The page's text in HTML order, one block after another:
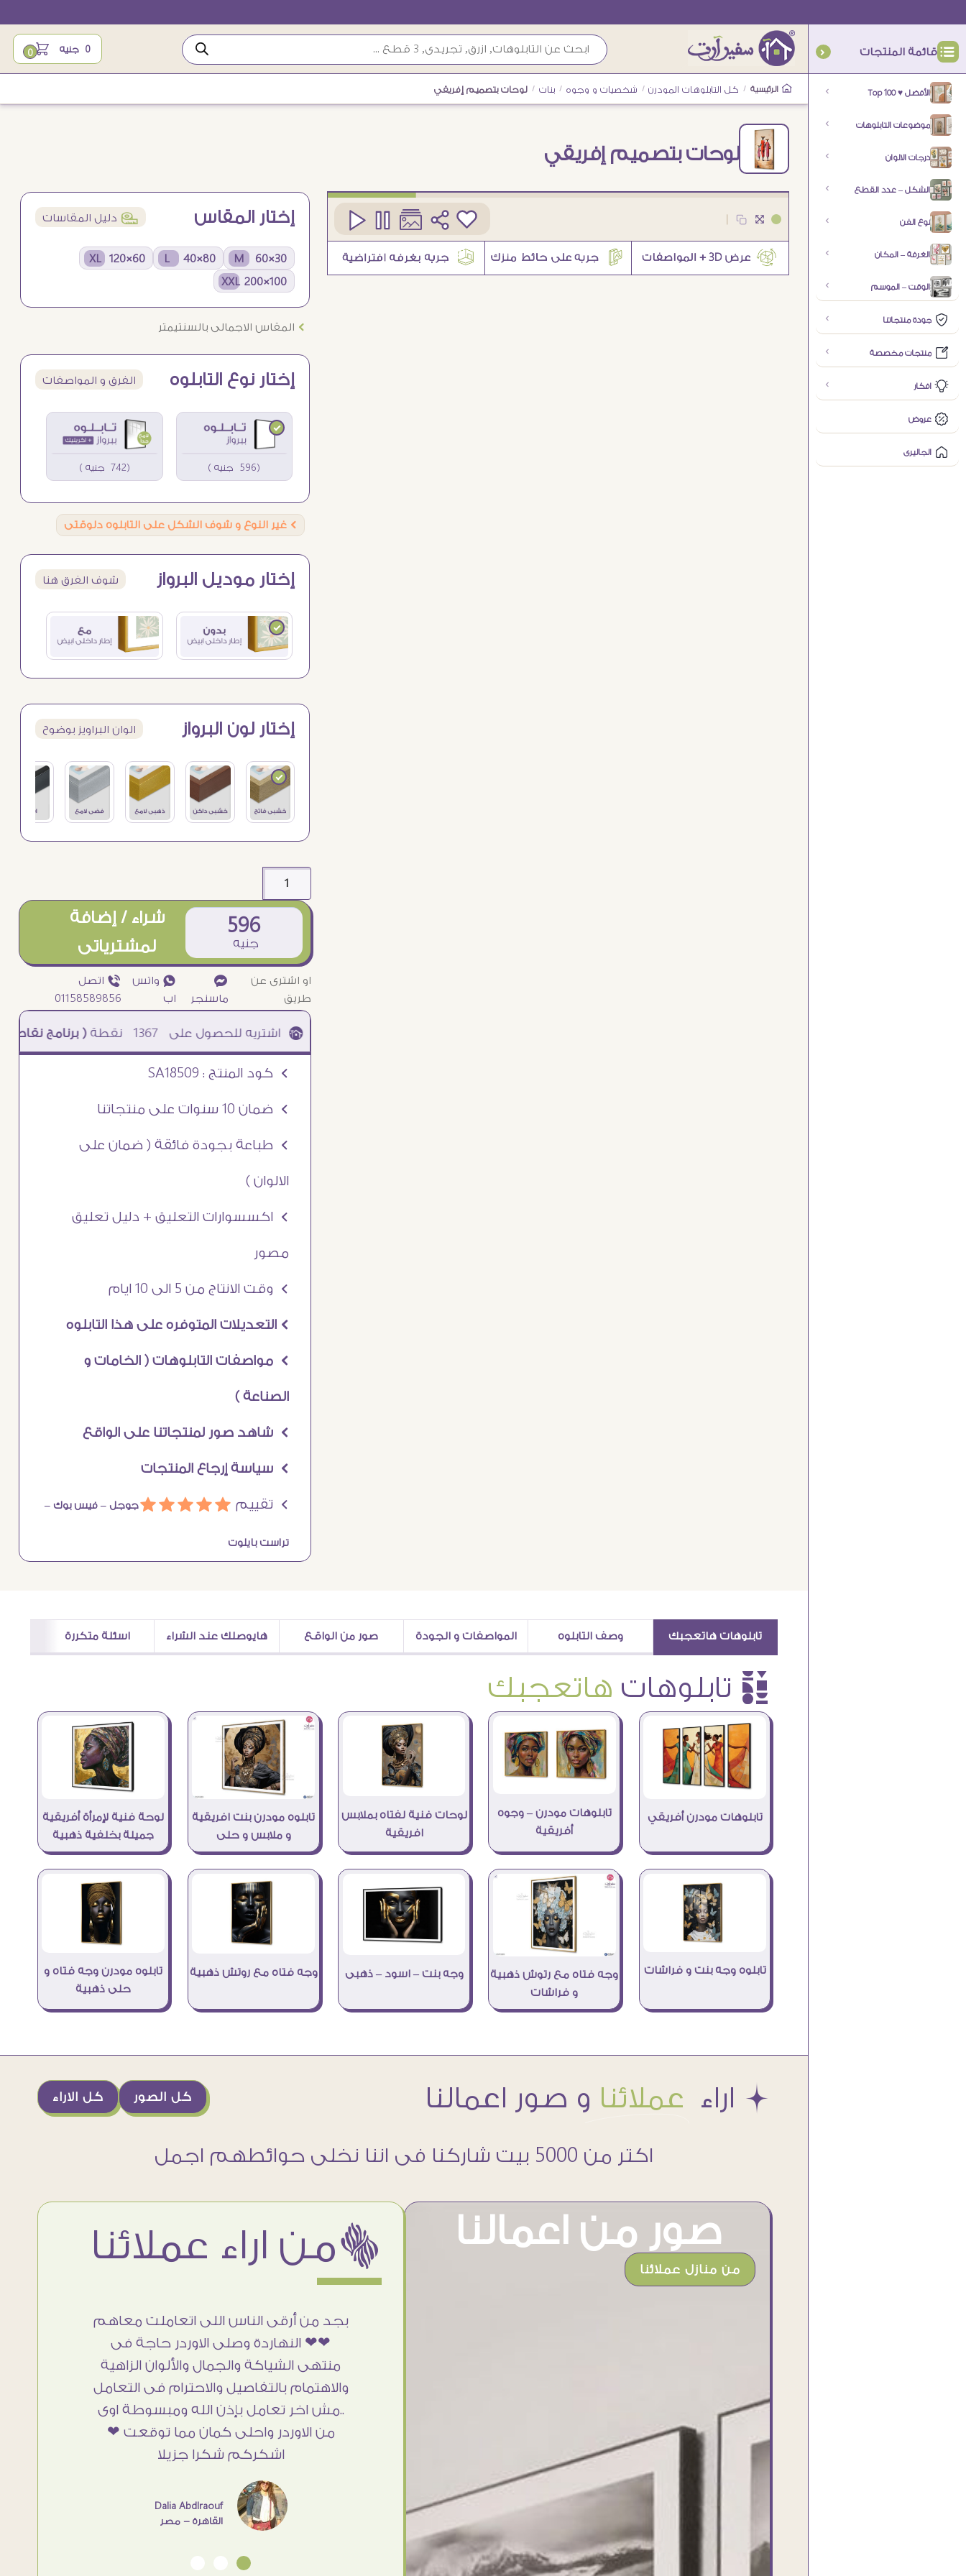
قائمة المنتجات
الأفضل ♥ Top 100
موضوعات التابلوهات
درجات الالوان
الشكل – عدد القطع
نوع الفن
الغرفة – المكان
الوقت – الموسم
جودة منتجاتنا
منتجات مخصصة
افكار
عروض
الجاليرى
0 جنيه 0
الرئيسية / كل التابلوهات المودرن / شخصيات و وجوه / بنات / لوحات بتصميم إفريقي
لوحات بتصميم إفريقي
1 إختار المقاس í دليل المقاسات
30×60 M
80×40 L
60×120 XL
100×200 XXL
Ö المقاس الاجمالى بالسنتيمتر
إختار نوع التابلوه الفرق و المواصفات
(596 جنيه ) (742 جنيه )
Ö غير النوع و شوف الشكل على التابلوه دلوقتى
إختار موديل البرواز شوف الفرق هنا
إختار لون البرواز الوان البراويز بوضوح
596
جنيه
شراء / إضافة
لمشترياتى
او اشترى عن
طريق
¥
ماسنجر
₧ واتس
اب
ƒ اتصل
01158589856
1367 نقطة( برنامج نقاطى )à خصم 5% للعملاء الجدد à شحن مجانى عند الشراء ب 4000 جنيه à
Ö كود المنتج : SA18509
Ö ضمان 10 سنوات على منتجاتنا
Ö طباعة بجودة فائقة ( ضمان على
الالوان )
Ö اكسسوارات التعليق + دليل تعليق
مصور
Ö وقت الانتاج من 5 الى 10 ايام
Ö التعديلات المتوفره على هذا التابلوه
Ö مواصفات التابلوهات ( الخامات و
الصناعة )
Ö شاهد صور لمنتجاتنا على الواقع
Ö سياسة إرجاع المنتجات
Ö تقييم áááááجوجل – فيس بوك –
تراست بايلوت
تابلوهات هاتعجبك وصف التابلوه المواصفات و الجودة صور من الواقع هايوصلك عند الشراء اسئلة متكررة
è تابلوهات هاتعجبك
تابلوهات مودرن أفريقي
تابلوهات مودرن – وجوه
أفريقية
لوحات فنية لفتاه بملابس
افريقية
تابلوه مودرن بنت افريقية
و ملابس و حلى
لوحة فنية لإمرأة أفريقية
جميلة بخلفية ذهبية
تابلوه وجه بنت و فراشات
وجه فتاه مع رتوش ذهبية
و فراشات
وجه بنت – اسود – ذهبى وجه فتاه مع روتش ذهبية
تابلوه مودرن وجه فتاه و
حلى ذهبية
Æ اراء عملائنا و صور اعمالنا كل الاراء كل الصور
اكتر من 5000 بيت شاركنا فى اننا نخلى حوائطهم اجمل
صور من اعمالنا
من منازل عملائنا
ëمن اراء عملائنا
وإرضاء العميل والخامات والتقفيل وسرعة
التوصيل. بصراحه وبمنتهي الأمانه مكسب
Doaa Elsayd
القاهرة - مصر
بجد من أرقى الناس اللى اتعاملت معاهم
❤❤ النهاردة وصلى الاوردر حاجة فى
منتهى الشياكة والجمال والألوان الزاهية
والاهتمام بالتفاصيل والاحترام فى التعامل
..مش اخر تعامل بإذن الله ومبسوطة اوى
من الاوردر واحلى كمان مما توقعت ❤
اشكركم شكرا جزيلا
Dalia Abdlraouf
القاهرة - مصر